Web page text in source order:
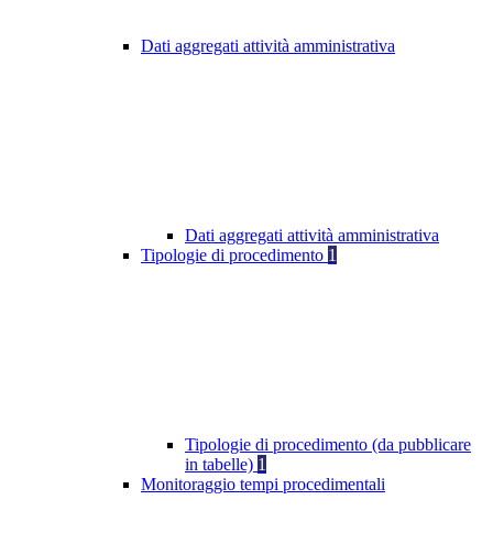
Dati aggregati attività amministrativa
Dati aggregati attività amministrativa
Tipologie di procedimento 1
Tipologie di procedimento (da pubblicare
in tabelle) 1
Monitoraggio tempi procedimentali